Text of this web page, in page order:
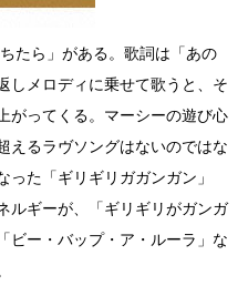
たら」がある。歌詞は「あの
しメロディに乗せて歌うと、そ
がってくる。マーシーの遊び心
えるラヴソングはないのではな
た「ギリギリガガンガン」
ルギーが、「ギリギリがガンガ
ビー・バップ・ア・ルーラ」な